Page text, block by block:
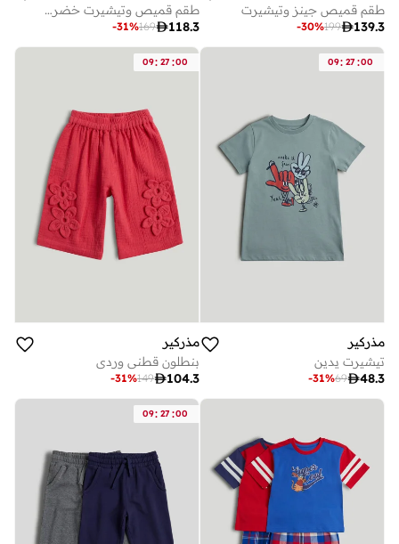
طقم قميص جينز وتيشيرت
139.3
199
-30%
طقم قميص وتيشيرت خضروات
118.3
169
-31%
09: 27 :00
مذركير
تيشيرت يدين
48.3
69
-31%
09: 27 :00
مذركير
بنطلون قطني وردي
104.3
149
-31%
09: 27 :00